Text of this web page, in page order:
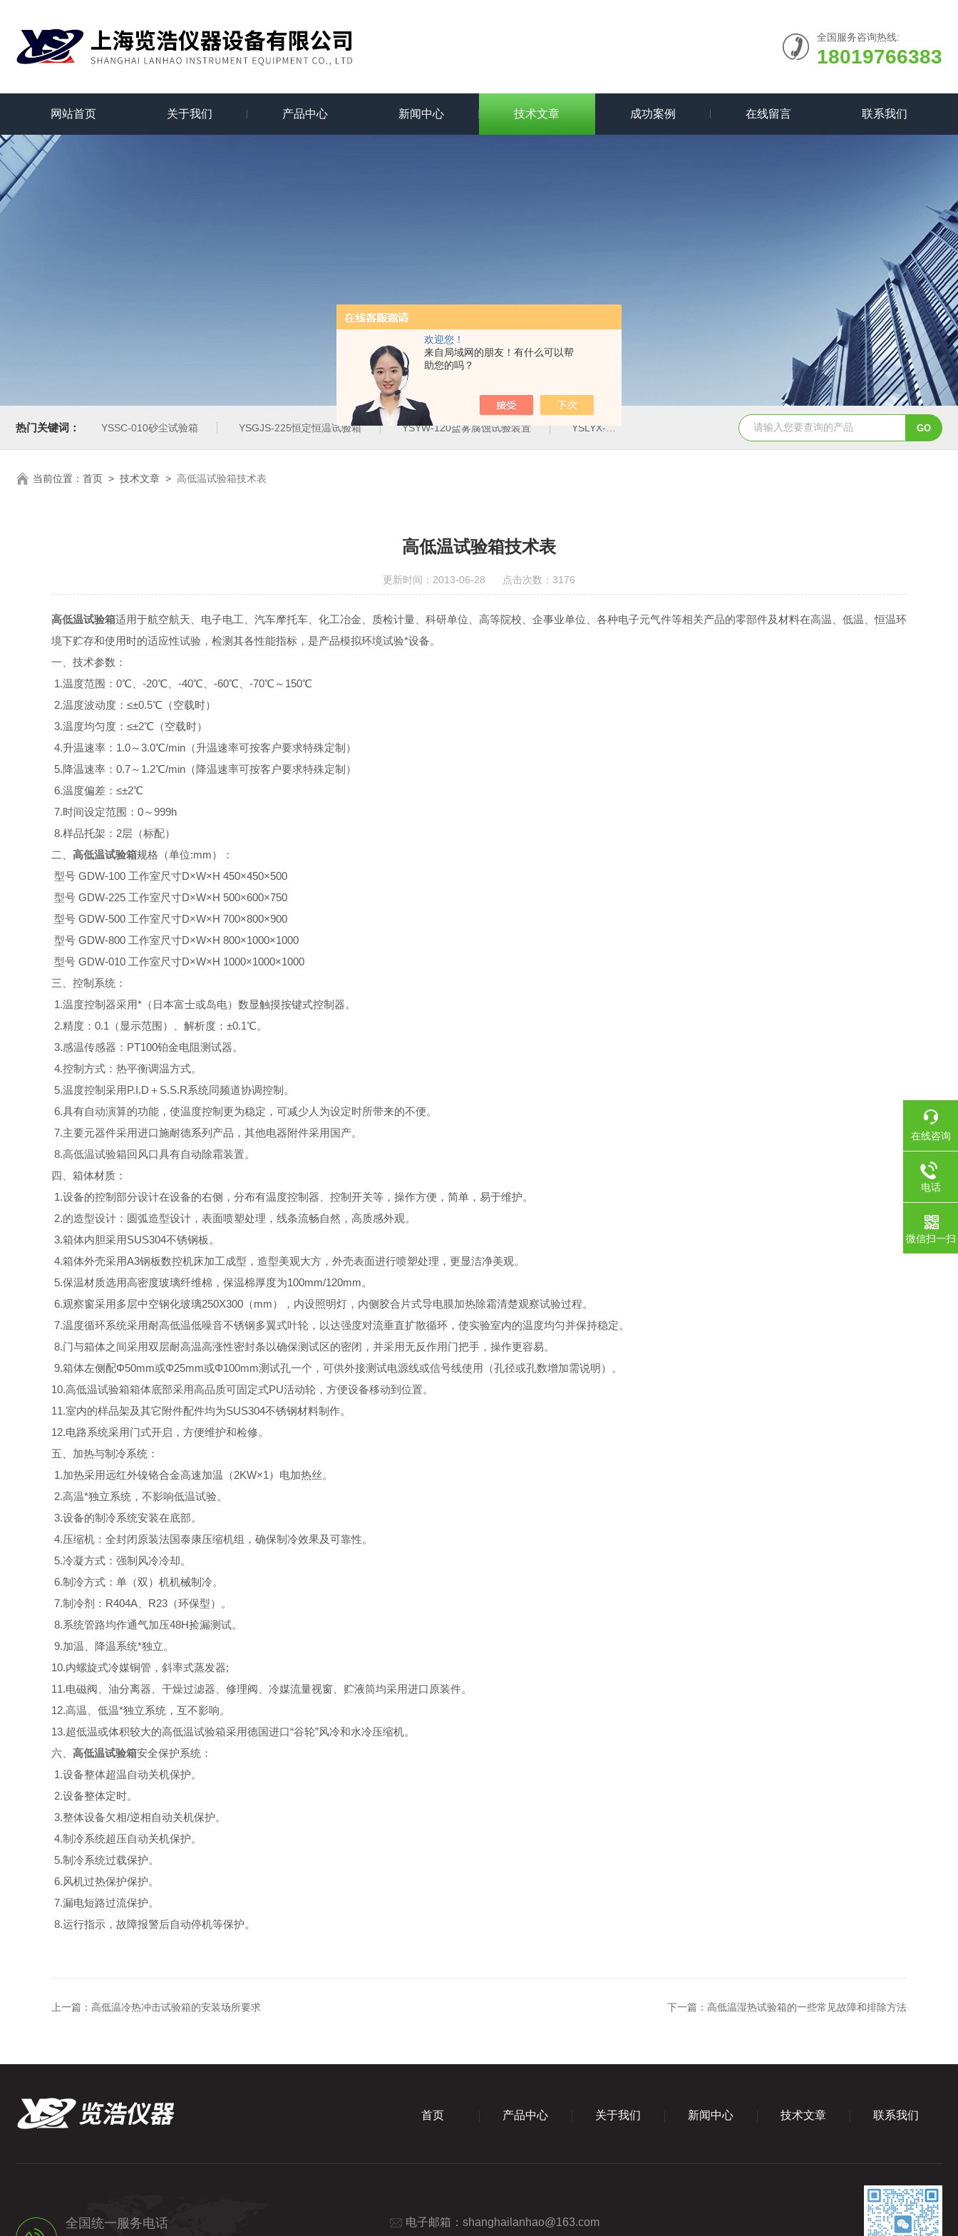
欢迎您！
来自局域网的朋友！有什么可以帮
助您的吗？
全国服务咨询热线:
18019766383
网站首页 关于我们 产品中心 新闻中心 技术文章 成功案例 在线留言 联系我们
热门关键词： YSSC-010砂尘试验箱 YSGJS-225恒定恒温试验箱 YSYW-120盐雾腐蚀试验装置 YSLYX-010防水试验设备 YSCYS-010臭氧老化试验设备
当前位置： 首页 > 技术文章 > 高低温试验箱技术表
高低温试验箱技术表
更新时间：2013-06-28 点击次数：3176
高低温试验箱适用于航空航天、电子电工、汽车摩托车、化工冶金、质检计量、科研单位、高等院校、企事业单位、各种电子元气件等相关产品的零部件及材料在高温、低温、恒温环
境下贮存和使用时的适应性试验，检测其各性能指标，是产品模拟环境试验*设备。
一、技术参数：
1.温度范围：0℃、-20℃、-40℃、-60℃、-70℃～150℃
2.温度波动度：≤±0.5℃（空载时）
3.温度均匀度：≤±2℃（空载时）
4.升温速率：1.0～3.0℃/min（升温速率可按客户要求特殊定制）
5.降温速率：0.7～1.2℃/min（降温速率可按客户要求特殊定制）
6.温度偏差：≤±2℃
7.时间设定范围：0～999h
8.样品托架：2层（标配）
二、 高低温试验箱规格（单位:mm）：
型号 GDW-100 工作室尺寸D×W×H 450×450×500
型号 GDW-225 工作室尺寸D×W×H 500×600×750
型号 GDW-500 工作室尺寸D×W×H 700×800×900
型号 GDW-800 工作室尺寸D×W×H 800×1000×1000
型号 GDW-010 工作室尺寸D×W×H 1000×1000×1000
三、控制系统：
1.温度控制器采用*（日本富士或岛电）数显触摸按键式控制器。
2.精度：0.1（显示范围）、解析度：±0.1℃。
3.感温传感器：PT100铂金电阻测试器。
4.控制方式：热平衡调温方式。
5.温度控制采用P.I.D＋S.S.R系统同频道协调控制。
6.具有自动演算的功能，使温度控制更为稳定，可减少人为设定时所带来的不便。
7.主要元器件采用进口施耐德系列产品，其他电器附件采用国产。
8.高低温试验箱回风口具有自动除霜装置。
四、箱体材质：
1.设备的控制部分设计在设备的右侧，分布有温度控制器、控制开关等，操作方便，简单，易于维护。
2.的造型设计：圆弧造型设计，表面喷塑处理，线条流畅自然，高质感外观。
3.箱体内胆采用SUS304不锈钢板。
4.箱体外壳采用A3钢板数控机床加工成型，造型美观大方，外壳表面进行喷塑处理，更显洁净美观。
5.保温材质选用高密度玻璃纤维棉，保温棉厚度为100mm/120mm。
6.观察窗采用多层中空钢化玻璃250X300（mm），内设照明灯，内侧胶合片式导电膜加热除霜清楚观察试验过程。
7.温度循环系统采用耐高低温低噪音不锈钢多翼式叶轮，以达强度对流垂直扩散循环，使实验室内的温度均匀并保持稳定。
8.门与箱体之间采用双层耐高温高涨性密封条以确保测试区的密闭，并采用无反作用门把手，操作更容易。
9.箱体左侧配Φ50mm或Φ25mm或Φ100mm测试孔一个，可供外接测试电源线或信号线使用（孔径或孔数增加需说明）。
10.高低温试验箱箱体底部采用高品质可固定式PU活动轮，方便设备移动到位置。
11.室内的样品架及其它附件配件均为SUS304不锈钢材料制作。
12.电路系统采用门式开启，方便维护和检修。
五、加热与制冷系统：
1.加热采用远红外镍铬合金高速加温（2KW×1）电加热丝。
2.高温*独立系统，不影响低温试验。
3.设备的制冷系统安装在底部。
4.压缩机：全封闭原装法国泰康压缩机组，确保制冷效果及可靠性。
5.冷凝方式：强制风冷冷却。
6.制冷方式：单（双）机机械制冷。
7.制冷剂：R404A、R23（环保型）。
8.系统管路均作通气加压48H捡漏测试。
9.加温、降温系统*独立。
10.内螺旋式冷媒铜管，斜率式蒸发器;
11.电磁阀、油分离器、干燥过滤器、修理阀、冷媒流量视窗、贮液筒均采用进口原装件。
12.高温、低温*独立系统，互不影响。
13.超低温或体积较大的高低温试验箱采用德国进口“谷轮”风冷和水冷压缩机。
六、 高低温试验箱安全保护系统：
1.设备整体超温自动关机保护。
2.设备整体定时。
3.整体设备欠相/逆相自动关机保护。
4.制冷系统超压自动关机保护。
5.制冷系统过载保护。
6.风机过热保护保护。
7.漏电短路过流保护。
8.运行指示，故障报警后自动停机等保护。
上一篇： 高低温冷热冲击试验箱的安装场所要求 下一篇： 高低温湿热试验箱的一些常见故障和排除方法
首页 产品中心 关于我们 新闻中心 技术文章 联系我们
全国统一服务电话 电子邮箱： shanghailanhao@163.com
在线咨询
电话
微信扫一扫